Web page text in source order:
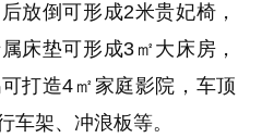
放倒可形成2米贵妃椅，
床垫可形成3㎡大床房，
打造4㎡家庭影院，车顶
车架、冲浪板等。